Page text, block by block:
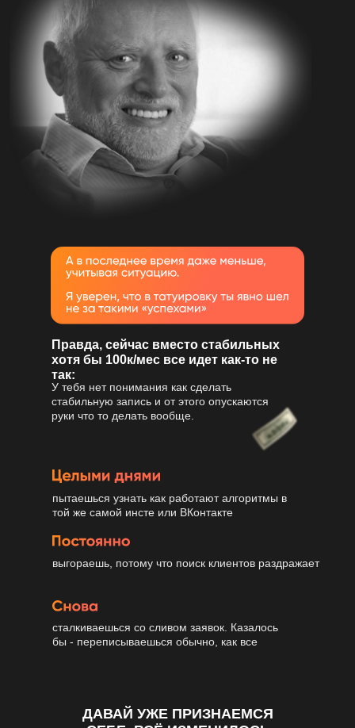
Правда, сейчас вместо стабильных
хотя бы 100к/мес все идет как-то не
так:
У тебя нет понимания как сделать
стабильную запись и от этого опускаются
руки что то делать вообще.
пытаешься узнать как работают алгоритмы в
той же самой инсте или ВКонтакте
выгораешь, потому что поиск клиентов раздражает
сталкиваешься со сливом заявок. Казалось
бы - переписываешься обычно, как все
ДАВАЙ УЖЕ ПРИЗНАЕМСЯ